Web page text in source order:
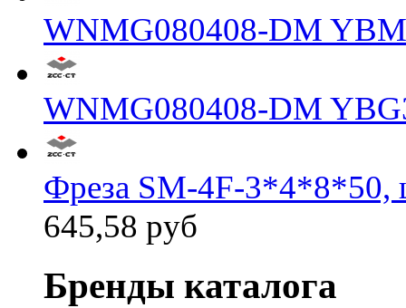
WNMG080408-DM
WNMG080408-DM
Фреза SM-4F-3*4*8*50,
645,58 руб
Бренды каталога